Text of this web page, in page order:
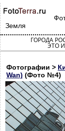
Земля
ГОРОДА
ЭТО
Фотографии >
Wan) (Фото №4)